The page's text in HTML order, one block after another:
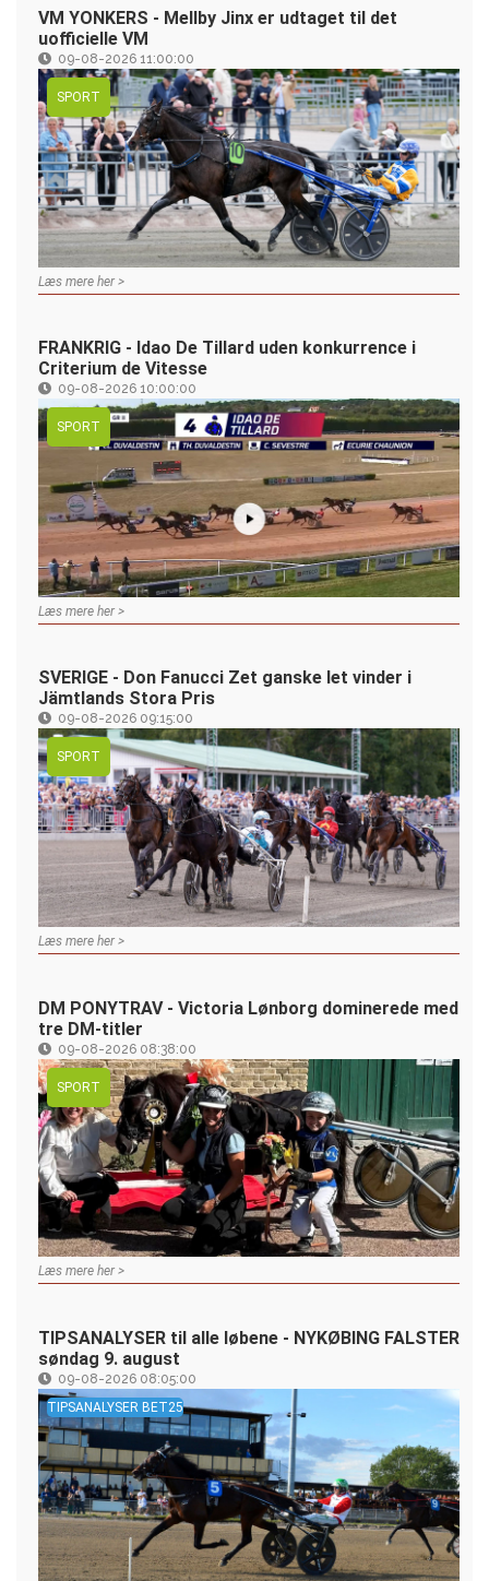
VM YONKERS - Mellby Jinx er udtaget til det
uofficielle VM
09-08-2026 11:00:00
SPORT
Læs mere her >
FRANKRIG - Idao De Tillard uden konkurrence i
Criterium de Vitesse
09-08-2026 10:00:00
SPORT
Læs mere her >
SVERIGE - Don Fanucci Zet ganske let vinder i
Jämtlands Stora Pris
09-08-2026 09:15:00
SPORT
Læs mere her >
DM PONYTRAV - Victoria Lønborg dominerede med
tre DM-titler
09-08-2026 08:38:00
SPORT
Læs mere her >
TIPSANALYSER til alle løbene - NYKØBING FALSTER
søndag 9. august
09-08-2026 08:05:00
TIPSANALYSER BET25